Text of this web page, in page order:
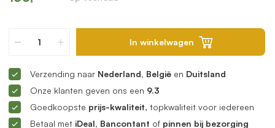
In winkelwagen
Verzending naar Nederland, België en Duitsland
Onze klanten geven ons een 9.3
Goedkoopste prijs-kwaliteit, topkwaliteit voor iedereen
Betaal met iDeal, Bancontant of pinnen bij bezorging